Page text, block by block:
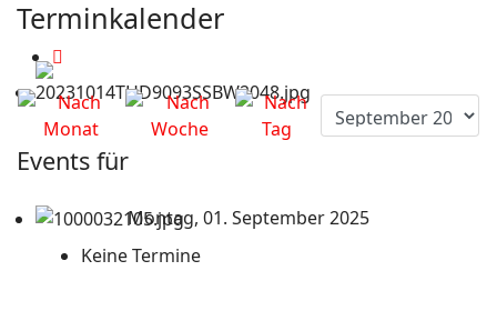
Terminkalender
Events für
Montag, 01. September 2025
Keine Termine